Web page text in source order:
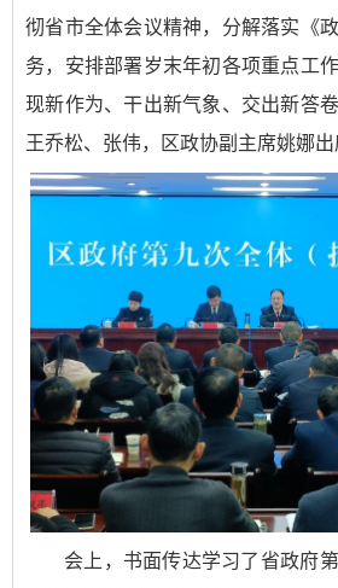
彻省市全体会议精神，分解落实《
务，安排部署岁末年初各项重点工
现新作为、干出新气象、交出新答
王乔松、张伟，区政协副主席姚娜出
会上，书面传达学习了省政府